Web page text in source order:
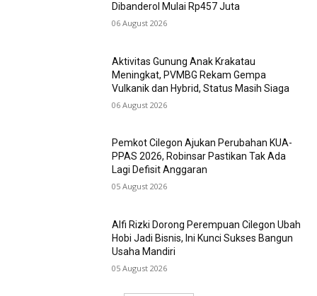
Dibanderol Mulai Rp457 Juta
06 August 2026
Aktivitas Gunung Anak Krakatau
Meningkat, PVMBG Rekam Gempa
Vulkanik dan Hybrid, Status Masih Siaga
06 August 2026
Pemkot Cilegon Ajukan Perubahan KUA-
PPAS 2026, Robinsar Pastikan Tak Ada
Lagi Defisit Anggaran
05 August 2026
Alfi Rizki Dorong Perempuan Cilegon Ubah
Hobi Jadi Bisnis, Ini Kunci Sukses Bangun
Usaha Mandiri
05 August 2026